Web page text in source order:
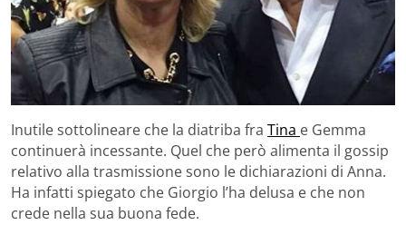
Inutile sottolineare che la diatriba fra Tina e Gemma
continuerà incessante. Quel che però alimenta il gossip
relativo alla trasmissione sono le dichiarazioni di Anna.
Ha infatti spiegato che Giorgio l’ha delusa e che non
crede nella sua buona fede.